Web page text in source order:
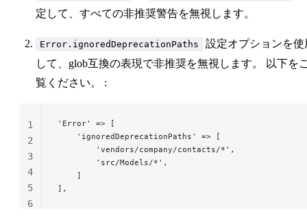
定して、すべての非推奨警告を無視します。
Error.ignoredDeprecationPaths
設定オプションを使
して、glob互換の表現で非推奨を無視します。 以下を
覧ください。 :
'Error' => [
    'ignoredDeprecationPaths' => [
        'vendors/company/contacts/*',
        'src/Models/*',
    ]
],
1
2
3
4
5
6